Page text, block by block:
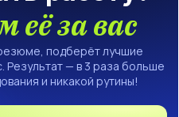
за вас
подберёт лучшие
Результат — в 3 раза больше
и никакой рутины!